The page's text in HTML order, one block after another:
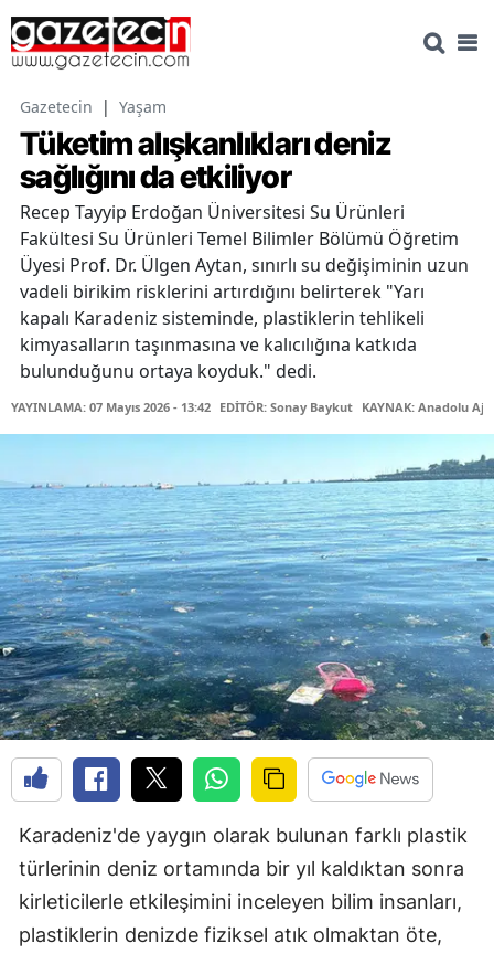
Gazetecin | Yaşam
Tüketim alışkanlıkları deniz
sağlığını da etkiliyor
Recep Tayyip Erdoğan Üniversitesi Su Ürünleri
Fakültesi Su Ürünleri Temel Bilimler Bölümü Öğretim
Üyesi Prof. Dr. Ülgen Aytan, sınırlı su değişiminin uzun
vadeli birikim risklerini artırdığını belirterek "Yarı
kapalı Karadeniz sisteminde, plastiklerin tehlikeli
kimyasalların taşınmasına ve kalıcılığına katkıda
bulunduğunu ortaya koyduk." dedi.
YAYINLAMA: 07 Mayıs 2026 - 13:42 EDİTÖR: Sonay Baykut KAYNAK: Anadolu
Karadeniz'de yaygın olarak bulunan farklı plastik
türlerinin deniz ortamında bir yıl kaldıktan sonra
kirleticilerle etkileşimini inceleyen bilim insanları,
plastiklerin denizde fiziksel atık olmaktan öte,